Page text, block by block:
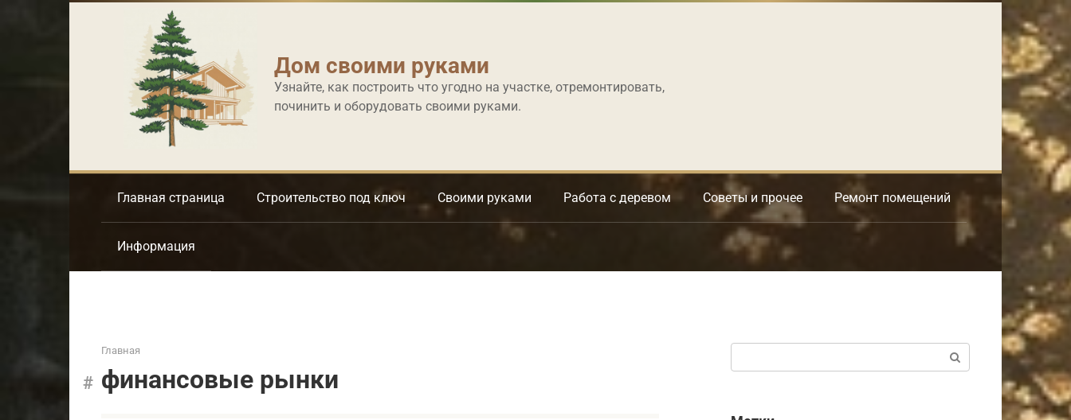
Дом своими руками
Узнайте, как построить что угодно на участке, отремонтировать,
починить и оборудовать своими руками.
Главная страница Строительство под ключ Своими руками Работа с деревом Советы и прочее Ремонт помещений
Информация
Главная
финансовые рынки